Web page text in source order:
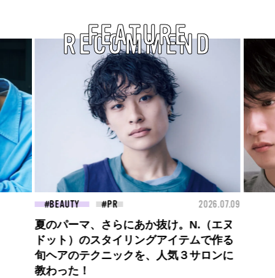
RECOMMEND
FEATURE
FASHION 2026.07.09
高橋璃央と、ジュエッテの出会い。夏の
定番、ピンクゴールドが印象的
な“SUMMER PINK”［meets Jouete!
Vol.12］